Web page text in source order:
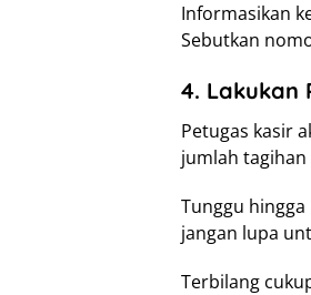
Informasikan
Sebutkan
4. Lakukan
Petugas kasir
jumlah
Tunggu
jangan lupa
Terbilang